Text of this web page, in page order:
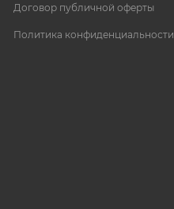
Договор публичной оферты
Политика конфиденциальности